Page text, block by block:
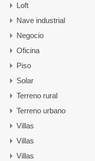
Loft
Nave industrial
Negocio
Oficina
Piso
Solar
Terreno rural
Terreno urbano
Villas
Villas
Villas